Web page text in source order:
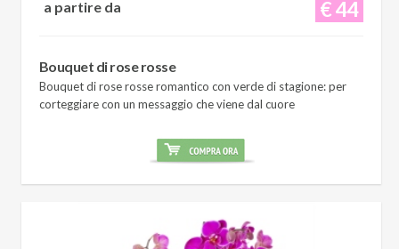
€ 44
a partire da
Bouquet di rose rosse
Bouquet di rose rosse romantico con verde di stagione: per
corteggiare con un messaggio che viene dal cuore